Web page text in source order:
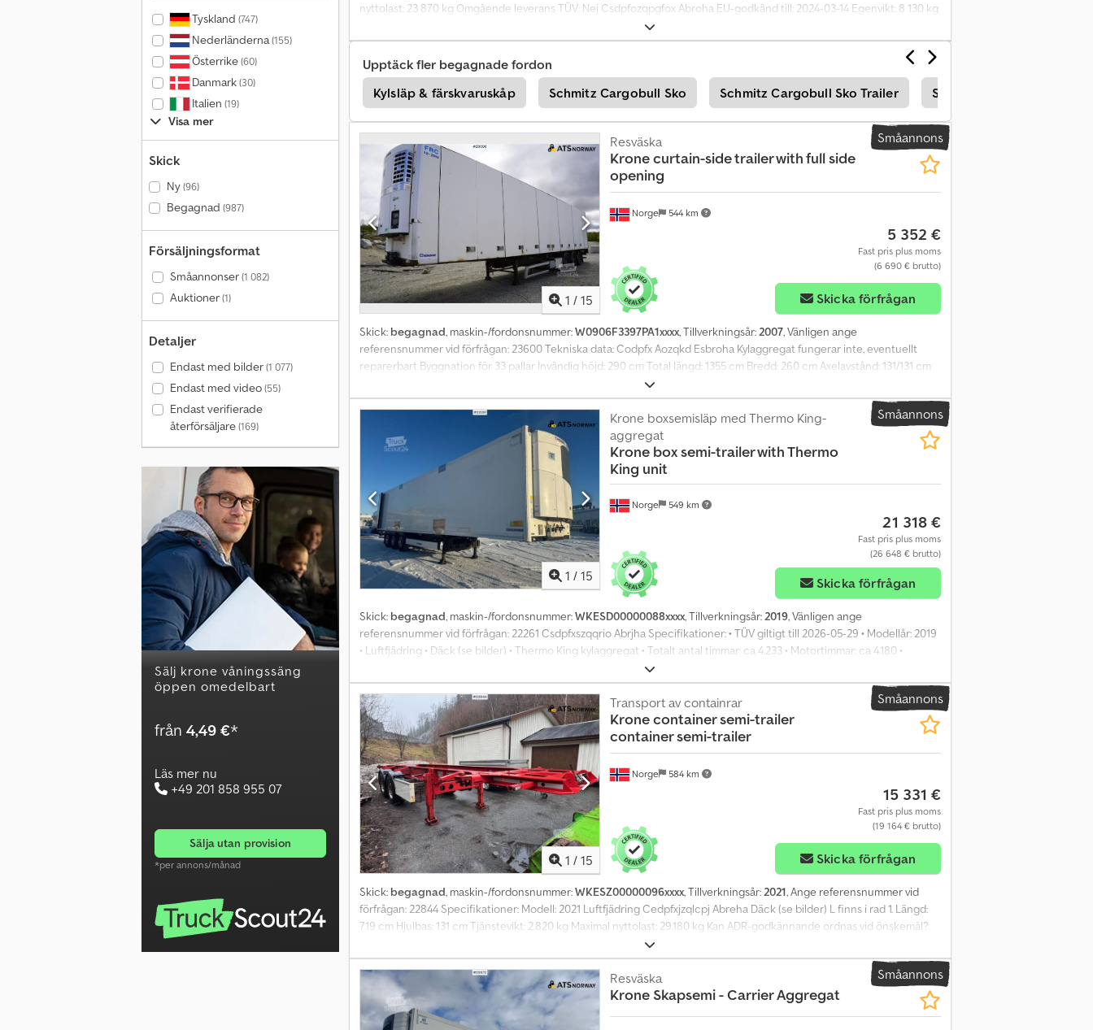
Tyskland (747)
Nederländerna(155)
Österrike(60)
Danmark(30)
Italien (19)
Visa mer
Skick
Ny(96)
Begagnad (987)
Försäljningsformat
Småannonser(1 082)
Auktioner(1)
Detaljer
Endast med bilder(1 077)
Endast med video(55)
Endast verifierade
återförsäljare(169)
Sälj krone våningssäng
öppen omedelbart
från 4,49 €*
Läs mer nu
+49 201 858 955 07
sälja utan provision
*per annons/månad
nyttolast: 23 870 kg Omgående leverans TÜV: Nej Csdpfozqpgfox Abroha EU-godkänd till: 2024-03-14 Egenvikt: 8 130 kg
Totalvikt: 32 000 kg Nyttolast: 23 870 kg Bredd: 255 cm Längd: 1 386 cm Modell: Krone Citysemi = Mer information =
Kontakta ATS Norway för mer information.
Upptäck fler begagnade fordon
Kylsläp & färskvaruskåp
Schmitz Cargobull Sko Schmitz Cargobull Sko Trailer Schmitz Cargobull Ko
Andra Flatbädd / Presenning
Småannons
1 / 15
Norge 544 km
Resväska
Kronecurtain-side trailer with full side
opening
5 352 €
Fast pris plus moms
(6 690 € brutto)
Skicka förfrågan
Skick: begagnad, maskin-/fordonsnummer:W0906F3397PA1xxxx, Tillverkningsår:2007, Vänligen ange
referensnummer vid förfrågan: 23600 Tekniska data: Codpfx Aozqkd Esbroha Kylaggregat fungerar inte, eventuellt
reparerbart Byggnation för 33 pallar Invändig höjd: 290 cm Total längd: 1355 cm Bredd: 260 cm Axelavstånd: 131/131 cm
Luftfjädring 3 axlar Däcken är körbara men delvis slitna Släpet har inte använts på flera år Bromssystemet behöver en
översyn Fullsidig öppning Omgående leverans/tillgänglig för avhämtning TÜV: Nej EU-godkänd till: 28.09.2021 Egenvikt:
12000 kg Totalvikt: 42000 kg Lastkapacitet: 30000 kg Bredd: 260 cm Längd: 1355 cm Modell: släp med full sidöppning =
Ytterligare information = Kontakta ATS Norway för mer information.
Småannons
1 / 15
Norge 549 km
Krone boxsemisläp med Thermo King-
aggregat
Krone box semi-trailer with Thermo
King unit
21 318 €
Fast pris plus moms
(26 648 € brutto)
Skicka förfrågan
Skick: begagnad, maskin-/fordonsnummer:WKESD00000088xxxx, Tillverkningsår:2019, Vänligen ange
referensnummer vid förfrågan: 22261 Csdpfxszqqrio Abrjha Specifikationer: • TÜV giltigt till 2026-05-29 • Modellår: 2019
• Luftfjädring • Däck (se bilder) • Thermo King kylaggregat • Totalt antal timmar: ca 4.233 • Motortimmar: ca 4.180 •
Invändig längd: ca 1.349 cm • Invändig höjd: ca 272 cm • Total längd: ca 1.404 cm • Bredd: ca 260 cm • Axelavstånd: 131 / 131
cm • Egenvikt: ca 8.891 kg • Maximal nyttolast: ca 36.109 kg Beskrivning: Krone skåpsläp med Thermo King aggregat och
ca 4.180 motortimmar. TÜV giltigt till maj 2026. Snabb leverans möjlig. TÜV: Ja EU-godkänd till: 2026-05-29 Egenvikt:
8.891 kg Totalvikt: 45.000 kg Nyttolast: 36.109 kg Bredd: 260 cm Längd: 1.404 cm Modell: skåpsläp med Thermo King
aggregat = Mer information = Kontakta ATS Norway för mer information.
Småannons
1 / 15
Norge 584 km
Transport av containrar
Kronecontainer semi-trailer
container semi-trailer
15 331 €
Fast pris plus moms
(19 164 € brutto)
Skicka förfrågan
Skick: begagnad, maskin-/fordonsnummer:WKESZ00000096xxxx, Tillverkningsår:2021, Ange referensnummer vid
förfrågan: 22844 Specifikationer: Modell: 2021 Luftfjädring Cedpfxjzqlcpj Abreha Däck (se bilder) L finns i rad 1. Längd:
719 cm Hjulbas: 131 cm Tjänstevikt: 2.820 kg Maximal nyttolast: 29.180 kg Kan ADR-godkännande ordnas vid önskemål?
Redo för leverans. TÜV: Ja EU-godkänd till: 2027-02-15 Egenvikt: 2.820 kg Nyttolast: 29.180 kg Längd: 719 cm = Mer
information = Kontakta ATS Norway för mer information.
Småannons
Resväska
Krone Skapsemi - Carrier Aggregat